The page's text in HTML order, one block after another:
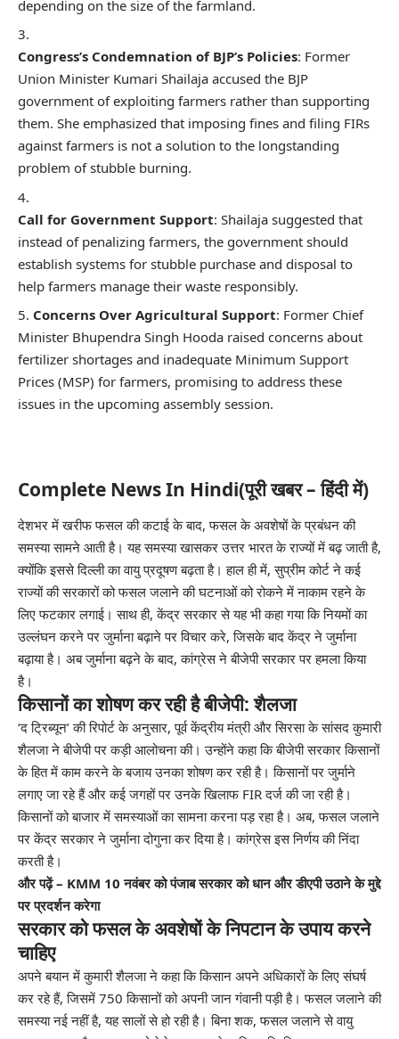
depending on the size of the farmland.
Congress’s Condemnation of BJP’s Policies: Former
Union Minister Kumari Shailaja accused the BJP
government of exploiting farmers rather than supporting
them. She emphasized that imposing fines and filing FIRs
against farmers is not a solution to the longstanding
problem of stubble burning.
Call for Government Support: Shailaja suggested that
instead of penalizing farmers, the government should
establish systems for stubble purchase and disposal to
help farmers manage their waste responsibly.
Concerns Over Agricultural Support: Former Chief
Minister Bhupendra Singh Hooda raised concerns about
fertilizer shortages and inadequate Minimum Support
Prices (MSP) for farmers, promising to address these
issues in the upcoming assembly session.
Complete News In Hindi(पूरी खबर – हिंदी में)
देशभर में खरीफ फसल की कटाई के बाद, फसल के अवशेषों के प्रबंधन की
समस्या सामने आती है। यह समस्या खासकर उत्तर भारत के राज्यों में बढ़ जाती है,
क्योंकि इससे दिल्ली का वायु प्रदूषण बढ़ता है। हाल ही में, सुप्रीम कोर्ट ने कई
राज्यों की सरकारों को फसल जलाने की घटनाओं को रोकने में नाकाम रहने के
लिए फटकार लगाई। साथ ही, केंद्र सरकार से यह भी कहा गया कि नियमों का
उल्लंघन करने पर जुर्माना बढ़ाने पर विचार करे, जिसके बाद केंद्र ने जुर्माना
बढ़ाया है। अब जुर्माना बढ़ने के बाद, कांग्रेस ने बीजेपी सरकार पर हमला किया
है।
किसानों का शोषण कर रही है बीजेपी: शैलजा
‘द ट्रिब्यून’ की रिपोर्ट के अनुसार, पूर्व केंद्रीय मंत्री और सिरसा के सांसद कुमारी
शैलजा ने बीजेपी पर कड़ी आलोचना की। उन्होंने कहा कि बीजेपी सरकार किसानों
के हित में काम करने के बजाय उनका शोषण कर रही है। किसानों पर जुर्माने
लगाए जा रहे हैं और कई जगहों पर उनके खिलाफ FIR दर्ज की जा रही है।
किसानों को बाजार में समस्याओं का सामना करना पड़ रहा है। अब, फसल जलाने
पर केंद्र सरकार ने जुर्माना दोगुना कर दिया है। कांग्रेस इस निर्णय की निंदा
करती है।
और पढ़ें – KMM 10 नवंबर को पंजाब सरकार को धान और डीएपी उठाने के मुद्दे
पर प्रदर्शन करेगा
सरकार को फसल के अवशेषों के निपटान के उपाय करने
चाहिए
अपने बयान में कुमारी शैलजा ने कहा कि किसान अपने अधिकारों के लिए संघर्ष
कर रहे हैं, जिसमें 750 किसानों को अपनी जान गंवानी पड़ी है। फसल जलाने की
समस्या नई नहीं है, यह सालों से हो रही है। बिना शक, फसल जलाने से वायु